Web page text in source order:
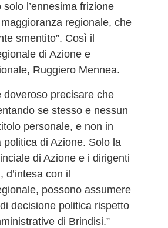
l’ennesima frizione
regionale, che
smentito”. Così il
di Azione e
Ruggiero Mennea.
doveroso precisare che
se stesso e nessun
personale, e non in
politica di Azione. Solo la
di Azione e i dirigenti
d’intesa con il
possono assumere
decisione politica rispetto
di Brindisi.”